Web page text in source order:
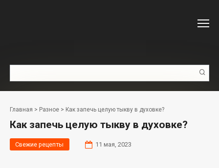
Главная > Разное > Как запечь целую тыкву в духовке?
Как запечь целую тыкву в духовке?
Свежие рецепты 11 мая, 2023